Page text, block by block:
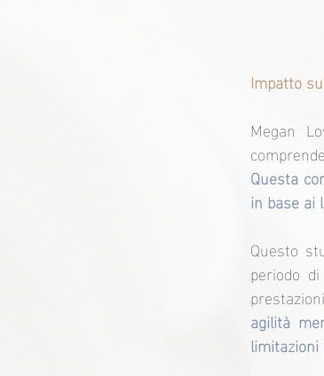
Impatto
Megan
Questa
in base ai
Questo
periodo
agilità